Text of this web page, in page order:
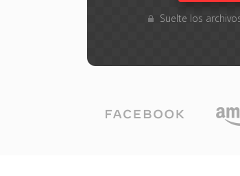
Suelte los